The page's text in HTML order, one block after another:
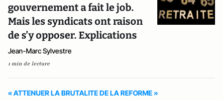
gouvernement a fait le job.
Mais les syndicats ont raison
de s’y opposer. Explications
Jean-Marc Sylvestre
1 min de lecture
« ATTENUER LA BRUTALITE DE LA REFORME »